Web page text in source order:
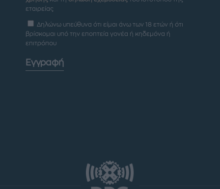
εταιρείας
Δηλώνω υπεύθυνα ότι είμαι άνω των 18 ετών ή ότι
βρίσκομαι υπό την εποπτεία γονέα ή κηδεμόνα ή
επιτρόπου
Εγγραφή